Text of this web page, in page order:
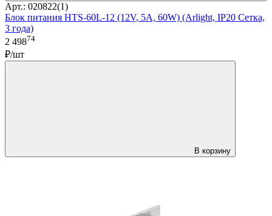
Арт.: 020822(1)
Блок питания HTS-60L-12 (12V, 5A, 60W) (Arlight, IP20 Сетка,
3 года)
2 49874
₽/шт
В корзину